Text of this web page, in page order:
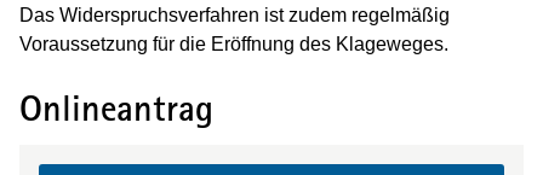
Das Widerspruchsverfahren ist zudem regelmäßig
Voraussetzung für die Eröffnung des Klageweges.
Onlineantrag